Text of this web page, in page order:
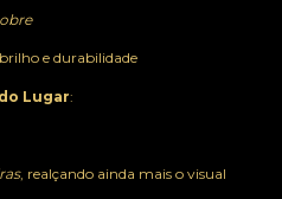
e durabilidade
Lugar:
, realçando ainda mais o visual